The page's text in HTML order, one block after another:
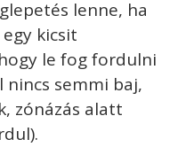
lenne, ha
kicsit
le fog fordulni
nincs semmi baj,
zónázás alatt